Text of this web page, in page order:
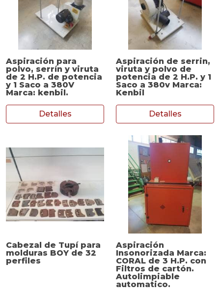
Aspiración para
polvo, serrín y viruta
de 2 H.P. de potencia
y 1 Saco a 380V
Marca: kenbil.
Detalles
Aspiración de serrin,
viruta y polvo de
potencia de 2 H.P. y 1
Saco a 380v Marca:
Kenbil
Detalles
Cabezal de Tupí para
molduras BOY de 32
perfiles
Aspiración
Insonorizada Marca:
CORAL de 3 H.P. con
Filtros de cartón.
Autolimpiable
automatico.